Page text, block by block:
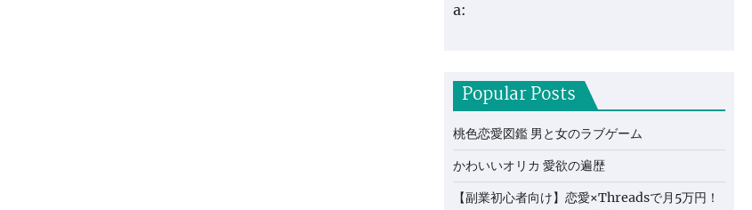
a:
Popular Posts
桃色恋愛図鑑 男と女のラブゲーム
かわいいオリカ 愛欲の遍歴
【副業初心者向け】恋愛×Threadsで月5万円！